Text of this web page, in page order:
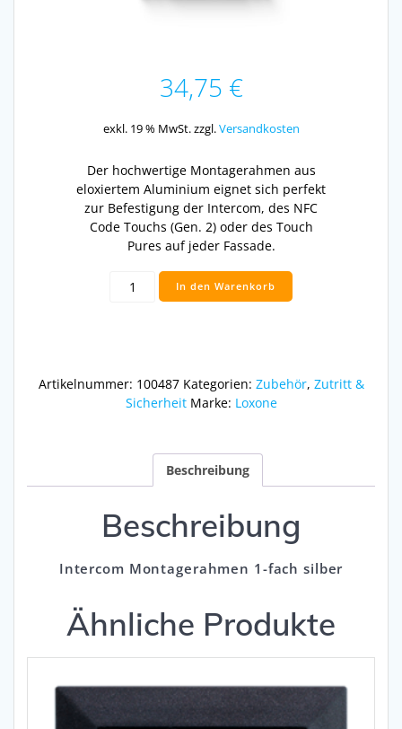
34,75 €
exkl. 19 % MwSt. zzgl.Versandkosten
Der hochwertige Montagerahmen aus
eloxiertem Aluminium eignet sich perfekt
zur Befestigung der Intercom, des NFC
Code Touchs (Gen. 2) oder des Touch
Pures auf jeder Fassade.
Intercom
Montagerahmen
In den Warenkorb
Artikelnummer: 100487 Kategorien: Zubehör, Zutritt &
Sicherheit Marke: Loxone
Beschreibung
Beschreibung
Intercom Montagerahmen 1-fach silber
Ähnliche Produkte